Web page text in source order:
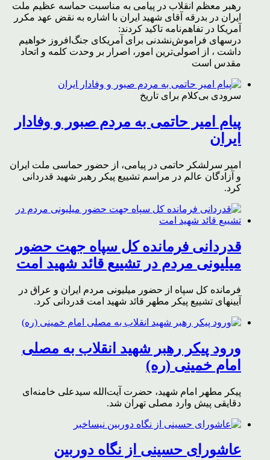
رهبر معظم انقلاب در پیامی به مناسبت حماسه عظیم ملت
ایران در بدرقه آقای شهید ایران با اشاره به نقض عهد مکرر
آمریکا در تفاهم‌نامه تاکید کردند:
درسهای فراموش‌نشدنی برای آمریکای جنگ‌افروز خواهیم
داشت ، از اصولی‌ترین امور، اصرار بر وحدت کلمه و اتحاد
مقدس است
سرودی بی‌کلام برای تاریخ
پیام امیر حاتمی به مردم صبور و وفادار
ایران
امیر سرلشکر حاتمی در پیامی، از حضور حماسی ملت ایران
و آزادگان عالم در مراسم تشییع پیکر رهبر شهید قدردانی
کرد.
قدردانی فرمانده کل سپاه جهت حضور
میلیونی مردم در تشییع قائد شهید امت
فرمانده کل سپاه از حضور میلیونی مردم ایران و عراق در
آیینهای تشییع پیکر مطهر قائد شهید امت قدردانی کرد.
ورود پیکر رهبر شهید انقلاب به مصلی
امام خمینی (ره)
پیکر مطهر امام شهید،‌ حضرت آیت‌الله سیدعلی خامنه‌ای
دقایقی پیش وارد مصلی تهران شد.
عاشورای حسینی از نگاه دوربین